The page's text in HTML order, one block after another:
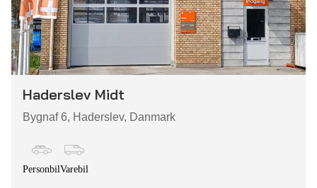
Haderslev Midt
Bygnaf 6, Haderslev, Danmark
PersonbilVarebil